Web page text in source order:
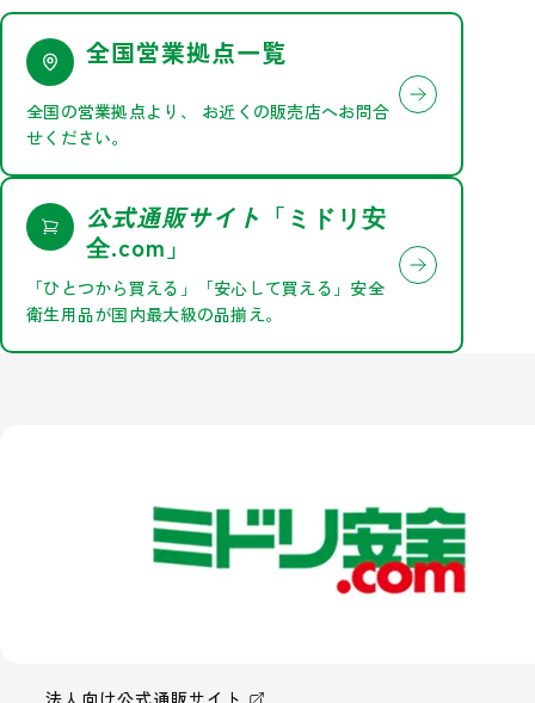
全国営業拠点一覧
全国の営業拠点より、
お近くの販売店へお問合
せください。
公式通販サイト 「 ミドリ安
全.com」
「ひとつから買える」「安心して買える」安全
衛生用品が国内最大級の品揃え。
法人向け公式通販サイト